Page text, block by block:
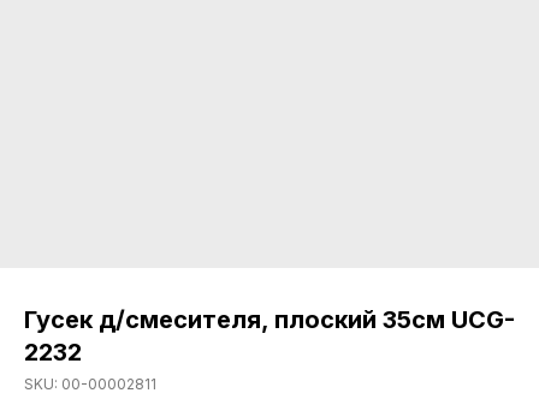
Гусек д/смесителя, плоский 35см UCG-
2232
SKU: 00-00002811